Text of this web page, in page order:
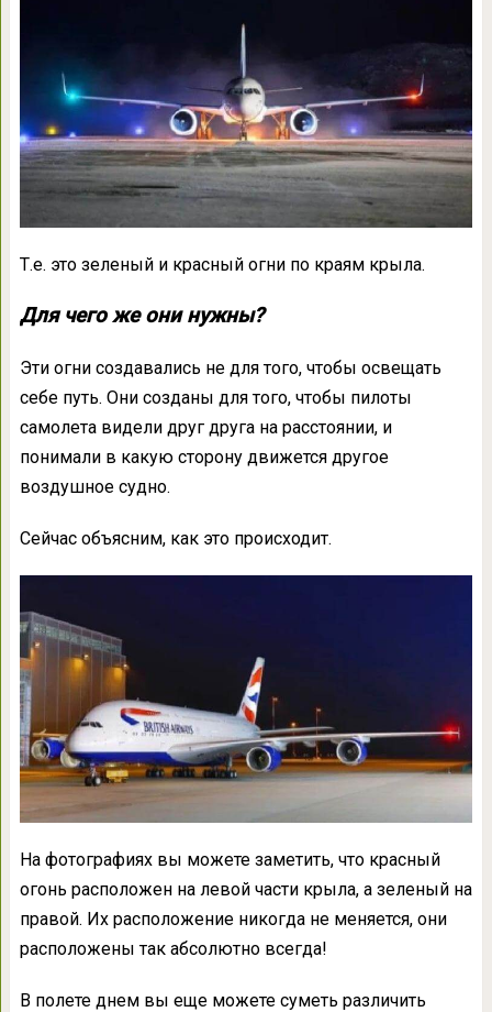
Т.е. это зеленый и красный огни по краям крыла.
Для чего же они нужны?
Эти огни создавались не для того, чтобы освещать
себе путь. Они созданы для того, чтобы пилоты
самолета видели друг друга на расстоянии, и
понимали в какую сторону движется другое
воздушное судно.
Сейчас объясним, как это происходит.
На фотографиях вы можете заметить, что красный
огонь расположен на левой части крыла, а зеленый на
правой. Их расположение никогда не меняется, они
расположены так абсолютно всегда!
В полете днем вы еще можете суметь различить